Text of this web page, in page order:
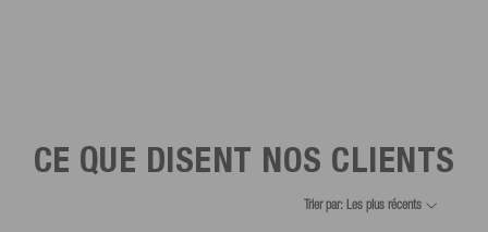
CE QUE DISENT NOS CLIENTS
Trier par: Les plus récents